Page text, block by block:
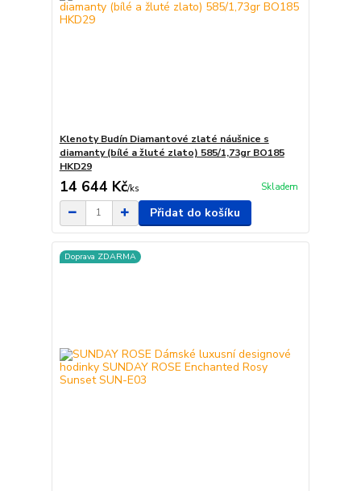
Klenoty Budín Diamantové zlaté náušnice s
diamanty (bílé a žluté zlato) 585/1,73gr BO185
HKD29
14 644 Kč/ks Skladem
Přidat do košíku
Doprava ZDARMA